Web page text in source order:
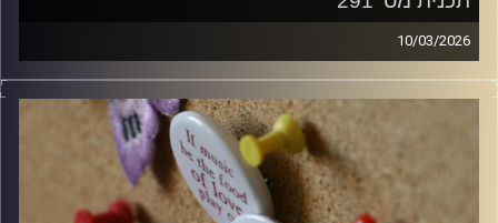
10/03/2026
קלאסיקות רוק עם אורן הוף.
włodi